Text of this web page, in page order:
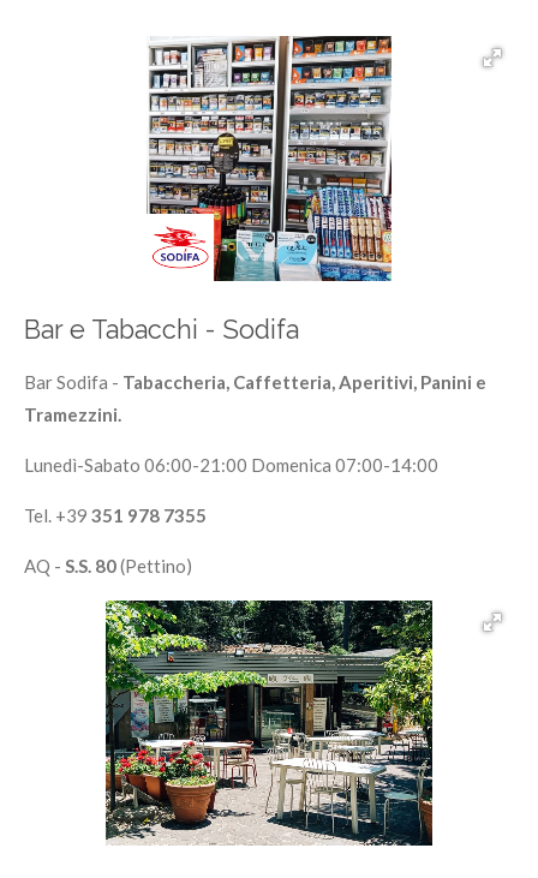
Bar e Tabacchi - Sodifa
Bar Sodifa - Tabaccheria, Caffetteria, Aperitivi, Panini e
Tramezzini.
Lunedì-Sabato 06:00-21:00 Domenica 07:00-14:00
Tel. +39 351 978 7355
AQ - S.S. 80(Pettino)